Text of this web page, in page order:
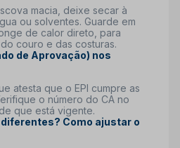
macia, deixe secar à
ou solventes. Guarde em
de calor direto, para
couro e das costuras.
de Aprovação) nos
atesta que o EPI cumpre as
o número do CA no
que está vigente.
Como ajustar o